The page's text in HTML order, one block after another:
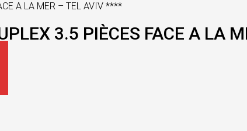
A LA MER – TEL AVIV ****
3.5 PIÈCES FACE A LA